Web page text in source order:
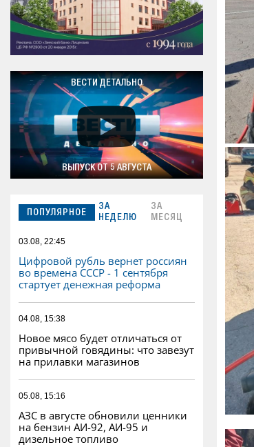
ВЕСТИ ДЕТАЛЬНО
ВЫПУСК ОТ 5 АВГУСТА
ПОПУЛЯРНОЕ
ЗА
НЕДЕЛЮ
ЗА
МЕСЯЦ
03.08, 22:45
Цифровой рубль вернет россиян
во времена СССР - 1 сентября
стартует денежная реформа
04.08, 15:38
Новое мясо будет отличаться от
привычной говядины: что завезут
на прилавки магазинов
05.08, 15:16
АЗС в августе обновили ценники
на бензин АИ-92, АИ-95 и
дизельное топливо